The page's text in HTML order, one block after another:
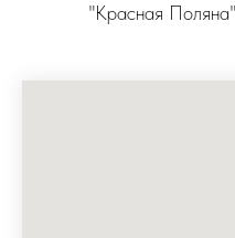
"Красная